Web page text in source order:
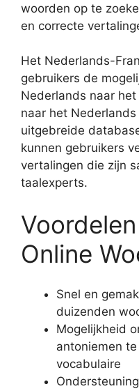
woorden op te
en correcte
Het Nederlands-
gebruikers de
Nederlands naar
naar het
uitgebreide
kunnen gebruikers
vertalingen die zijn
taalexperts.
Online
Snel en
duizenden
Mogelijkheid
antoniemen
vocabulaire